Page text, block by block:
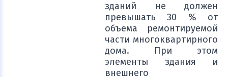
зданий не должен
превышать 30 % от
объема ремонтируемой
части многоквартирного
дома. При этом
элементы здания и
внешнего